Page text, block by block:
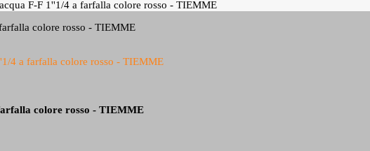
F-F 1''1/4 a farfalla colore rosso - TIEMME
colore rosso - TIEMME